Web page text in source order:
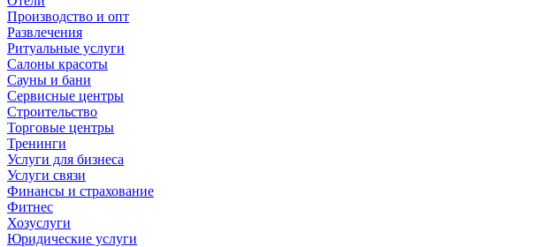
Производство и опт
Развлечения
Ритуальные услуги
Салоны красоты
Сауны и бани
Сервисные центры
Строительство
Торговые центры
Тренинги
Услуги для бизнеса
Услуги связи
Финансы и страхование
Фитнес
Хозуслуги
Юридические услуги